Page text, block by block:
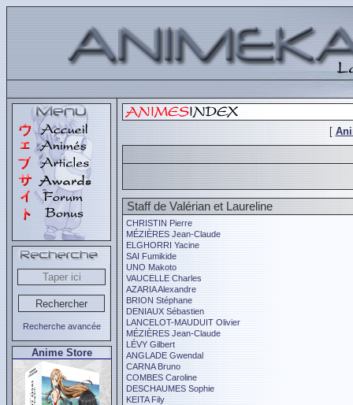
Recherche avancée
Anime Store
[
Staff de Valérian et Laureline
CHRISTIN Pierre
MÉZIÈRES Jean-Claude
ELGHORRI Yacine
SAI Fumikide
UNO Makoto
VAUCELLE Charles
AZARIA Alexandre
BRION Stéphane
DENIAUX Sébastien
LANCELOT-MAUDUIT Olivier
MÉZIÈRES Jean-Claude
LÉVY Gilbert
ANGLADE Gwendal
CARNA Bruno
COMBES Caroline
DESCHAUMES Sophie
KEITA Fily